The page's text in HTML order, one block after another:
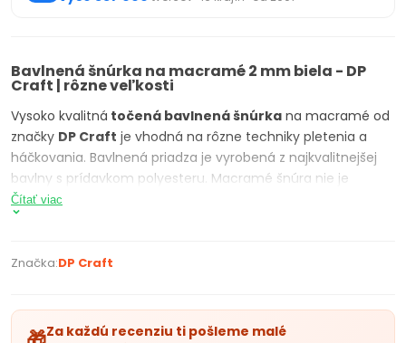
Bavlnená šnúrka na macramé 2 mm biela - DP
Craft | rôzne veľkosti
Vysoko kvalitná točená bavlnená šnúrka na macramé od
značky DP Craft je vhodná na rôzne techniky pletenia a
háčkovania. Bavlnená priadza je vyrobená z najkvalitnejšej
bavlny s prídavkom polyesteru. Macramé šnúra nie je
pletená, preto sa jednotlivé vlákna dajú jednoducho
rozčesať a vytvárajú tak pekné rozstrapkané konce. Vďaka
odolný voči roztrhnutiu. Perfektne sa hodí na tvorbu
PARAMETRE PRODUKTU:
Čítať viac
Značka:DP Craft
Za každú recenziu ti pošleme malé